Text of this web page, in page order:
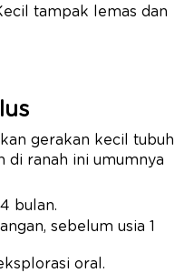
tampak lemas dan
gerakan kecil tubuh
di ranah ini umumnya
bulan.
sebelum usia 1
oral.